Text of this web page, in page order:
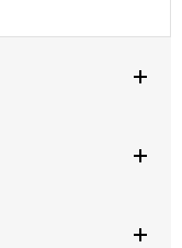
Touchscreen-